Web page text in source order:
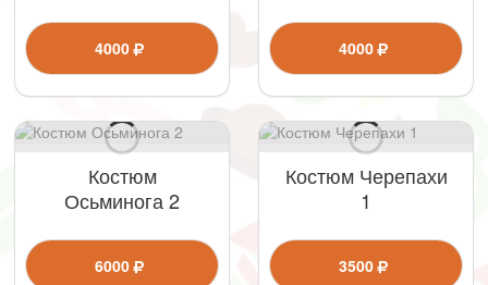
4000 4000
Костюм
Осьминога 2
6000
Костюм Черепахи
1
3500